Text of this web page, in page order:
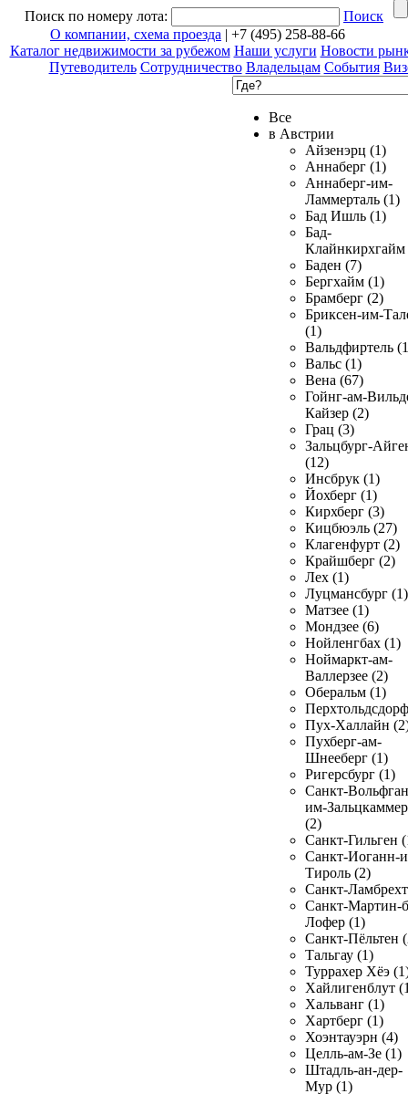
Поиск по номеру лота:
Поиск
О компании, схема проезда | +7 (495) 258-88-66
Каталог недвижимости за рубежом Наши услуги Новости
Путеводитель Сотрудничество Владельцам События
Все
в Австрии
Айзенэрц (1)
Аннаберг (1)
Аннаберг-им-
Ламмерталь (1)
Бад Ишль (1)
Бад-
Клайнкирхгайм
Баден (7)
Бергхайм (1)
Брамберг (2)
Бриксен-им-
(1)
Вальдфиртель
Вальс (1)
Вена (67)
Гойнг-ам-
Кайзер (2)
Грац (3)
Зальцбург-
(12)
Инсбрук (1)
Йохберг (1)
Кирхберг (3)
Кицбюэль (27)
Клагенфурт (2)
Крайшберг (2)
Лех (1)
Луцмансбург (1)
Матзее (1)
Мондзее (6)
Нойленгбах (1)
Ноймаркт-ам-
Валлерзее (2)
Оберальм (1)
Пух-Халлайн
Пухберг-ам-
Шнееберг (1)
Ригерсбург (1)
Санкт-
им-
(2)
Санкт-Гильген
Санкт-Иоганн-
Тироль (2)
Санкт-
Санкт-Мартин-
Лофер (1)
Санкт-Пёльтен
Тальгау (1)
Туррахер Хёэ
Хайлигенблут
Хальванг (1)
Хартберг (1)
Хоэнтауэрн (4)
Целль-ам-Зе (1)
Штадль-ан-дер-
Мур (1)